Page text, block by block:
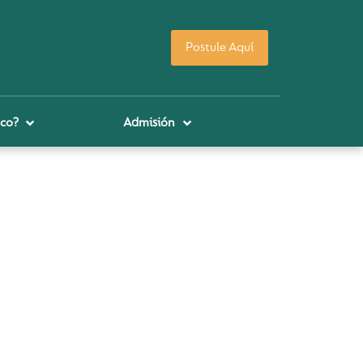
Postule Aquí
Admisión